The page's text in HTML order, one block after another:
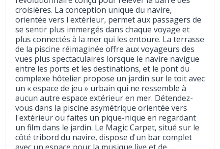
croisières. La conception unique du navire,
orientée vers l'extérieur, permet aux passagers de
se sentir plus immergés dans chaque voyage et
plus connectés à la mer qui les entoure. La terrasse
de la piscine réimaginée offre aux voyageurs des
vues plus spectaculaires lorsque le navire navigue
entre les ports et les destinations, et le pont du
complexe hôtelier propose un jardin sur le toit avec
un « espace de jeu » urbain qui ne ressemble à
aucun autre espace extérieur en mer. Détendez-
vous dans la piscine asymétrique orientée vers
l'extérieur ou faites un pique-nique en regardant
un film dans le jardin. Le Magic Carpet, situé sur le
côté tribord du navire, dispose d'un bar complet